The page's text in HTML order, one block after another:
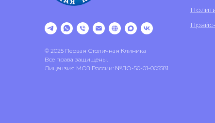
© 2025 Первая Столичная Клиника
Все права защищены.
Лицензия МОЗ России: №ЛО-50-01-005581